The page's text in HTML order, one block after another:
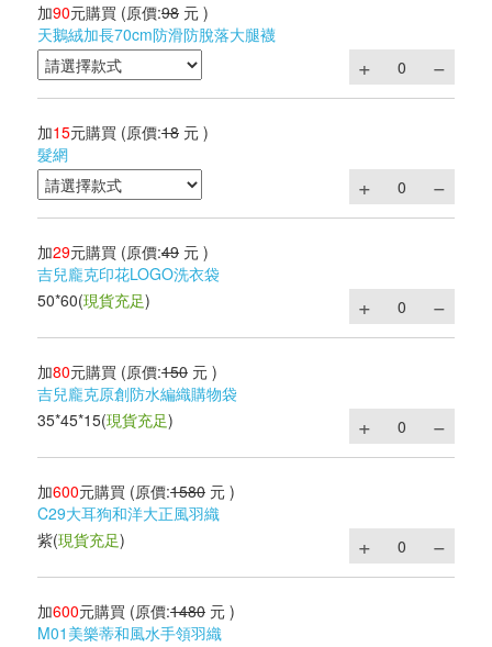
加90元購買 (原價:98 元 )
天鵝絨加長70cm防滑防脫落大腿襪
加15元購買 (原價:18 元 )
髮網
加29元購買 (原價:49 元 )
吉兒龐克印花LOGO洗衣袋
50*60(現貨充足)
加80元購買 (原價:150 元 )
吉兒龐克原創防水編織購物袋
35*45*15(現貨充足)
加600元購買 (原價:1580 元 )
C29大耳狗和洋大正風羽織
紫(現貨充足)
加600元購買 (原價:1480 元 )
M01美樂蒂和風水手領羽織